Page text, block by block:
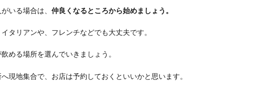
いる場合は、 仲良くなるところから始めましょう。
タリアンや、フレンチなどでも大丈夫です。
める場所を選んでいきましょう。
現地集合で、お店は予約しておくといいかと思います。